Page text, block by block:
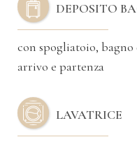
DEPOSITO
con spogliatoio,
arrivo e partenza
LAVATRICE